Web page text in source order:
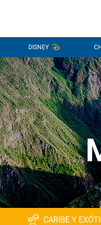
DISNEY
CARIBE Y